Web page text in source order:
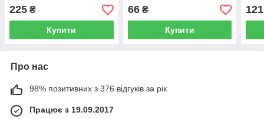
225 ₴
Купити
66₴
Купити
121
Про нас
98% позитивних з 376 відгуків за рік
Працює з 19.09.2017